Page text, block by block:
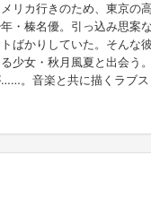
リカ行きのため、東京の
・榛名優。引っ込み思案
ばかりしていた。そんな
少女・秋月風夏と出会う
。音楽と共に描くラブス